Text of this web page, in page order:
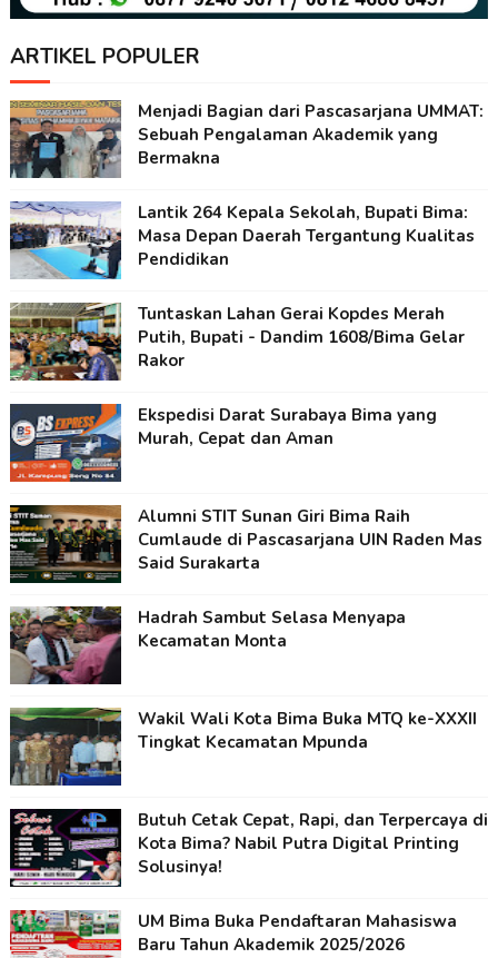
ARTIKEL POPULER
Menjadi Bagian dari Pascasarjana UMMAT:
Sebuah Pengalaman Akademik yang
Bermakna
Lantik 264 Kepala Sekolah, Bupati Bima:
Masa Depan Daerah Tergantung Kualitas
Pendidikan
Tuntaskan Lahan Gerai Kopdes Merah
Putih, Bupati - Dandim 1608/Bima Gelar
Rakor
Ekspedisi Darat Surabaya Bima yang
Murah, Cepat dan Aman
Alumni STIT Sunan Giri Bima Raih
Cumlaude di Pascasarjana UIN Raden Mas
Said Surakarta
Hadrah Sambut Selasa Menyapa
Kecamatan Monta
Wakil Wali Kota Bima Buka MTQ ke-XXXII
Tingkat Kecamatan Mpunda
Butuh Cetak Cepat, Rapi, dan Terpercaya di
Kota Bima? Nabil Putra Digital Printing
Solusinya!
UM Bima Buka Pendaftaran Mahasiswa
Baru Tahun Akademik 2025/2026